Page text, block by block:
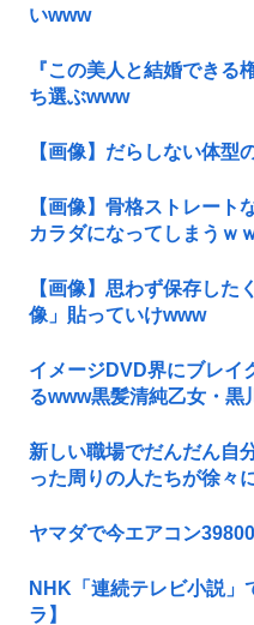
いwww
『この美人と結婚できる
ち選ぶwww
【画像】だらしない体型
【画像】骨格ストレート
カラダになってしまうｗ
【画像】思わず保存した
像」貼っていけwww
イメージDVD界にブレイ
るwww黒髪清純乙女・黒
新しい職場でだんだん自
った周りの人たちが徐々
ヤマダで今エアコン
NHK「連続テレビ小説」
ラ】